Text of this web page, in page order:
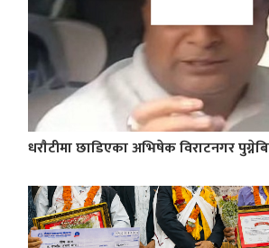
धराैटीमा छाडिएका अभिषेक विराटनगर